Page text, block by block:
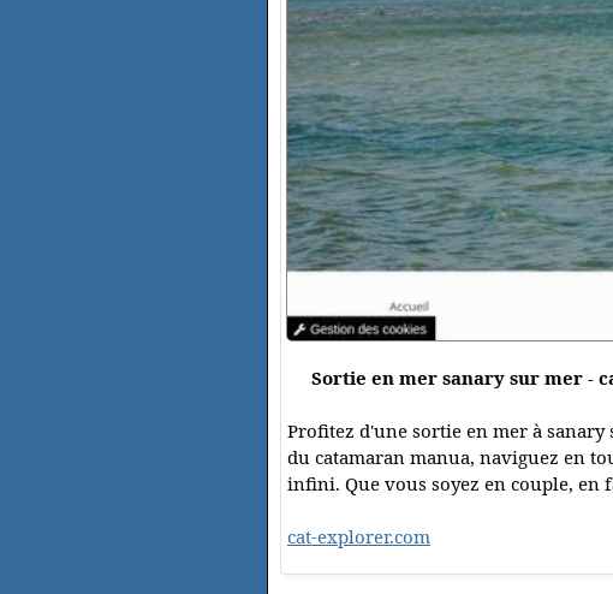
Sortie en mer sanary sur mer -
Profitez d'une sortie en mer à
du catamaran manua, naviguez en
infini. Que vous soyez en couple, en
cat-explorer.com